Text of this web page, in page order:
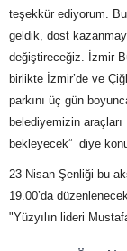
teşekkür ediyorum.
geldik, dost
değiştireceğiz. İzmir
birlikte İzmir’de ve
parkını üç gün
belediyemizin
bekleyecek” diye
23 Nisan Şenliği bu
19.00’da
"Yüzyılın lideri